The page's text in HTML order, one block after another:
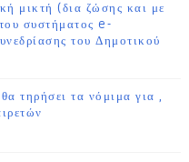
μικτή (δια ζώσης και με
συστήματος e-
του Δημοτικού
τηρήσει τα νόμιμα για ,